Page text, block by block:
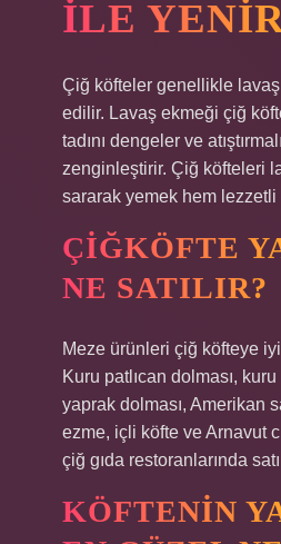
ILE
Çiğ köfteler genellikle
edilir. Lavaş ekmeği çiğ
tadını dengeler ve
zenginleştirir. Çiğ köfteleri
sararak yemek hem lezzetli
ÇIĞKÖFTE
NE SATILIR?
Meze ürünleri çiğ köfteye
Kuru patlıcan dolması,
yaprak dolması, Amerikan
ezme, içli köfte ve Arnavut
çiğ gıda restoranlarında
KÖFTENIN